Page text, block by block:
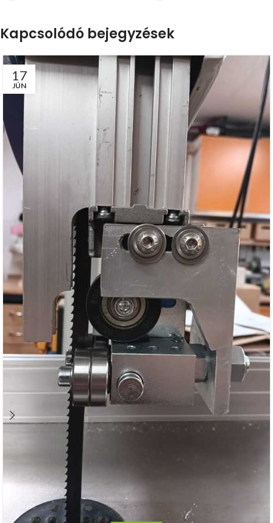
Kapcsolódó bejegyzések
17
JÚN